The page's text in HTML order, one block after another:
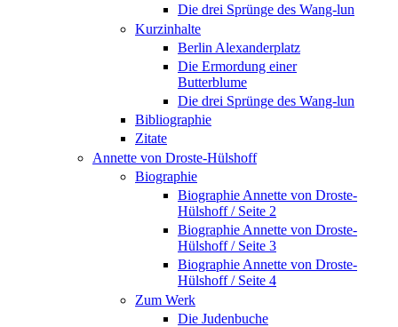
Die drei Sprünge des Wang-lun
Kurzinhalte
Berlin Alexanderplatz
Die Ermordung einer
Butterblume
Die drei Sprünge des Wang-lun
Bibliographie
Zitate
Annette von Droste-Hülshoff
Biographie
Biographie Annette von Droste-
Hülshoff / Seite 2
Biographie Annette von Droste-
Hülshoff / Seite 3
Biographie Annette von Droste-
Hülshoff / Seite 4
Zum Werk
Die Judenbuche